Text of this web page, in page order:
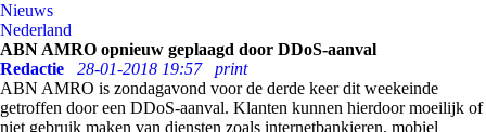
Nieuws
Nederland
ABN AMRO opnieuw geplaagd door DDoS-aanval
Redactie
28-01-2018 19:57
print
ABN AMRO is zondagavond voor de derde keer dit weekeinde
getroffen door een DDoS-aanval. Klanten kunnen hierdoor moeilijk of
niet gebruik maken van diensten zoals internetbankieren, mobiel